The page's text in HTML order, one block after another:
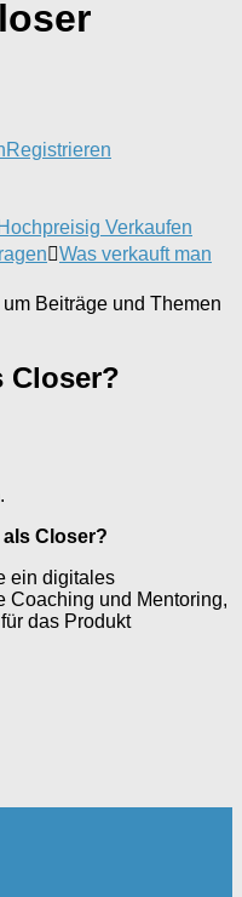
Registrieren
Verkaufen
Was verkauft man
um Beiträge und Themen
Closer?
Closer?
ein digitales
Coaching und Mentoring,
das Produkt